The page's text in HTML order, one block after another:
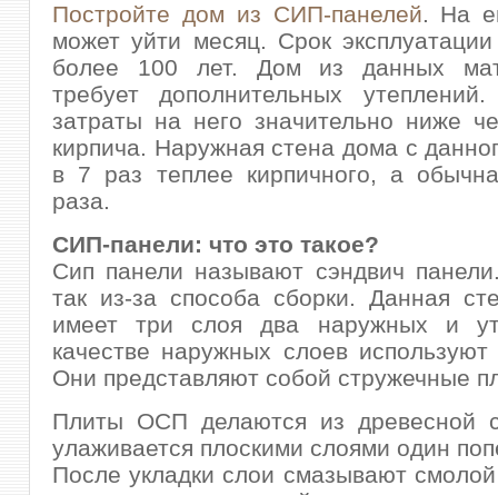
Постройте дом из СИП-панелей. На
может уйти месяц. Срок
более 100 лет. Дом из данных
требует дополнительных
затраты на него значительно ниже
кирпича. Наружная стена дома с
в 7 раз теплее кирпичного, а
раза.
СИП-панели: что это такое?
Сип панели называют сэндвич
так из-за способа сборки. Данная
имеет три слоя два наружных и
качестве наружных слоев
Они представляют собой стружечные
Плиты ОСП делаются из древесной
улаживается плоскими слоями один
После укладки слои смазывают